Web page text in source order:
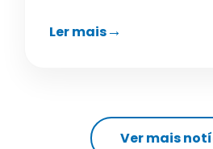
Ler mais
Ver mais